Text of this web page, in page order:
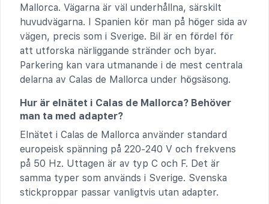
Mallorca. Vägarna är väl underhållna, särskilt
huvudvägarna. I Spanien kör man på höger sida av
vägen, precis som i Sverige. Bil är en fördel för
att utforska närliggande stränder och byar.
Parkering kan vara utmanande i de mest centrala
delarna av Calas de Mallorca under högsäsong.
Hur är elnätet i Calas de Mallorca? Behöver
man ta med adapter?
Elnätet i Calas de Mallorca använder standard
europeisk spänning på 220-240 V och frekvens
på 50 Hz. Uttagen är av typ C och F. Det är
samma typer som används i Sverige. Svenska
stickproppar passar vanligtvis utan adapter.